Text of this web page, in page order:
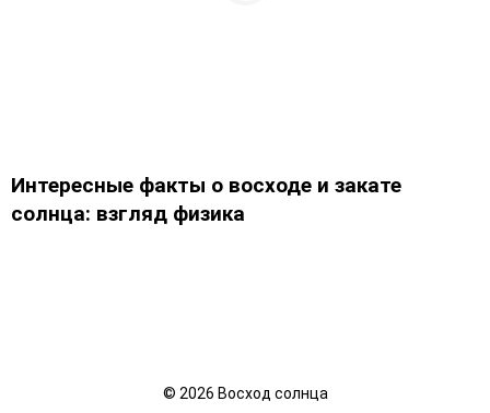
Интересные факты о восходе и закате
солнца: взгляд физика
© 2026 Восход солнца